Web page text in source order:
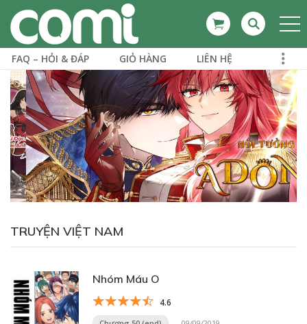
FAQ – HỎI & ĐÁP GIỎ HÀNG LIÊN HỆ
TRUYỆN VIỆT NAM
Nhóm Máu O
4.6